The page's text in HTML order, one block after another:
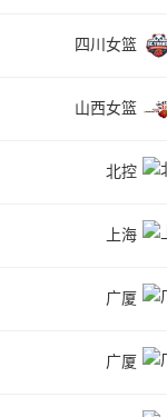
四川女篮
山西女篮
北控
上海
广厦
广厦